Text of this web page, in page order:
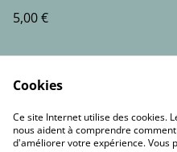
5,00 €
Cookies
Ce site Internet utilise des cookies.
nous aident à comprendre
d'améliorer votre expérience. Vous